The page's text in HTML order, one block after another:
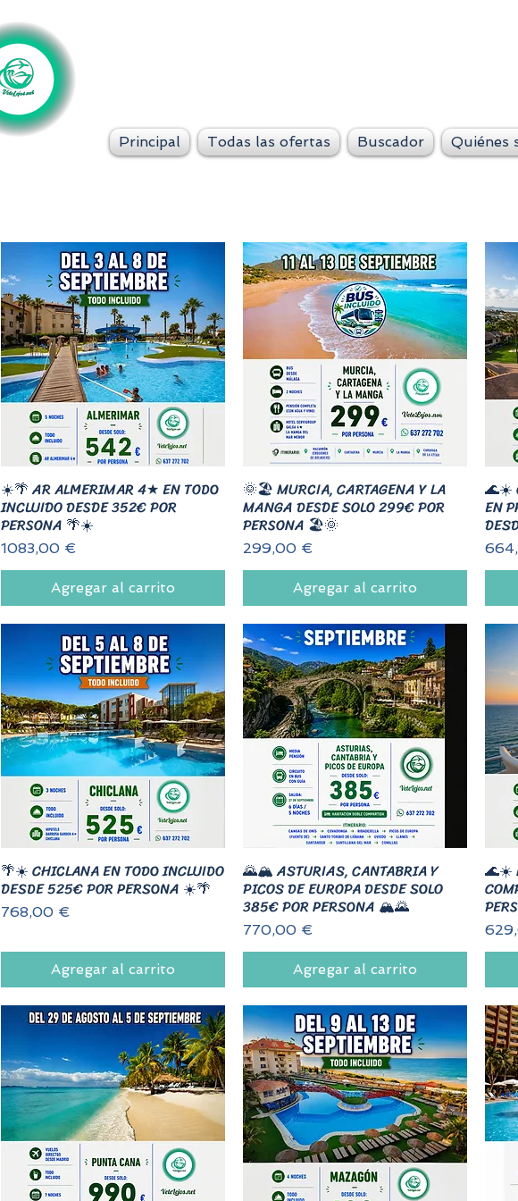
Principal Todas las ofertas Buscador Quiénes
☀️🌴 AR ALMERIMAR 4★ EN TODO
INCLUIDO DESDE 352€ POR
PERSONA 🌴☀️
Precio
1083,00 €
Agregar al carrito
🌞🏖️ MURCIA, CARTAGENA Y LA
MANGA DESDE SOLO 299€ POR
PERSONA 🏖️🌞
Precio
299,00 €
Agregar al carrito
🌊☀️
EN
🌴☀️ CHICLANA EN TODO INCLUIDO
DESDE 525€ POR PERSONA ☀️🌴
Precio
768,00 €
Agregar al carrito
🌄🏔️ ASTURIAS, CANTABRIA Y
PICOS DE EUROPA DESDE SOLO
385€ POR PERSONA 🏔️🌄
Precio
770,00 €
Agregar al carrito
🌊☀️